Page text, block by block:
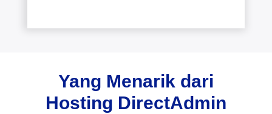
Yang Menarik dari
Hosting DirectAdmin